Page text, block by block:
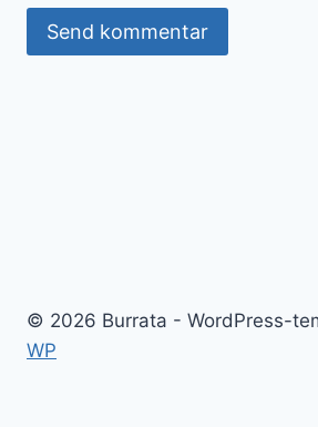
© 2026 Burrata - WordPress-
WP